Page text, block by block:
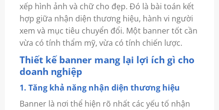
xếp hình ảnh và chữ cho đẹp. Đó là bài toán kết
hợp giữa nhận diện thương hiệu, hành vi người
xem và mục tiêu chuyển đổi. Một banner tốt cần
vừa có tính thẩm mỹ, vừa có tính chiến lược.
Thiết kế banner mang lại lợi ích gì cho
doanh nghiệp
1. Tăng khả năng nhận diện thương hiệu
Banner là nơi thể hiện rõ nhất các yếu tố nhận